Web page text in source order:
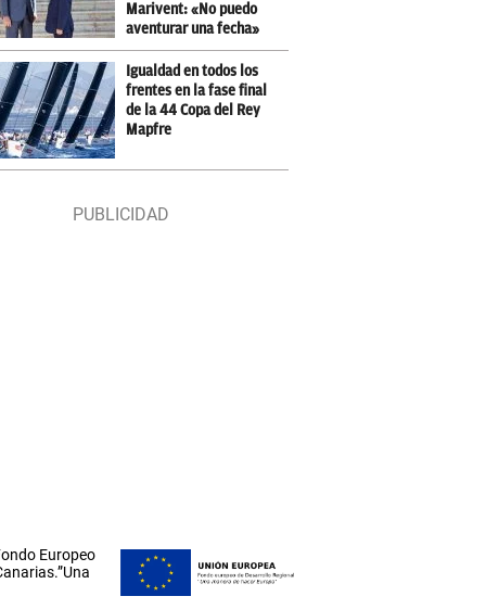
Marivent: «No puedo
aventurar una fecha»
Igualdad en todos los
frentes en la fase final
de la 44 Copa del Rey
Mapfre
Europeo